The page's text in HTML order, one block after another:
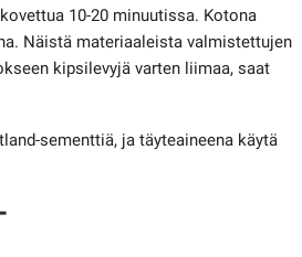
10-20 minuutissa. Kotona
Näistä materiaaleista valmistettujen
kipsilevyjä varten liimaa, saat
sementtiä, ja täyteaineena käytä